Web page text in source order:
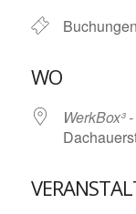
WO
WerkBox³